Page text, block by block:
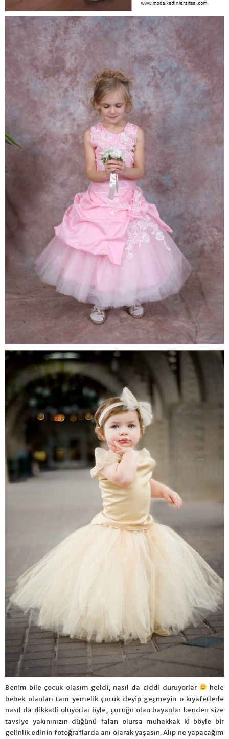
Benim bile çocuk olasım geldi, nasıl da ciddi duruyorlar
hele
bebek olanları tam yemelik çocuk deyip geçmeyin o kıyafetlerle
nasıl da dikkatli oluyorlar öyle, çocuğu olan bayanlar benden size
tavsiye yakınınızın düğünü falan olursa muhakkak ki böyle bir
gelinlik edinin fotoğraflarda anı olarak yaşasın. Alıp ne yapacağım